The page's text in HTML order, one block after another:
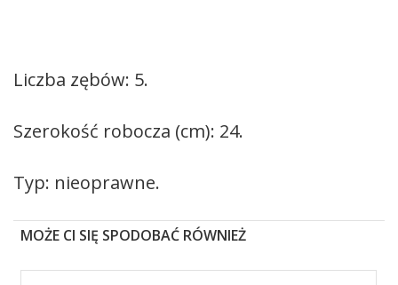
Liczba zębów: 5.
Szerokość robocza (cm): 24.
Typ: nieoprawne.
MOŻE CI SIĘ SPODOBAĆ RÓWNIEŻ